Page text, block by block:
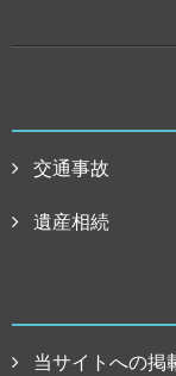
交通事故
遺産相続
当サイトへの掲